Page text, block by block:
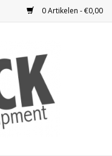
0 Artikelen - €0,00